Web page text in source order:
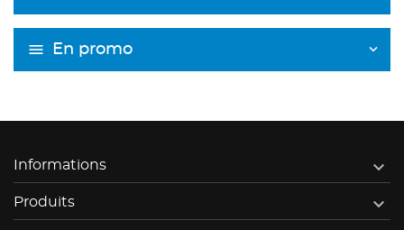
En promo
Informations 
Produits 